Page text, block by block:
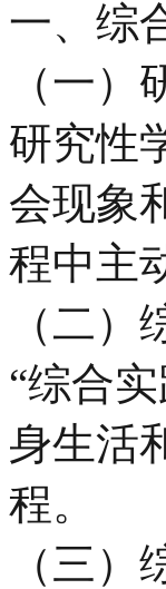
一、综
（一
研究性
会现象
程中主
（二
“综合
身生活
程。
（三